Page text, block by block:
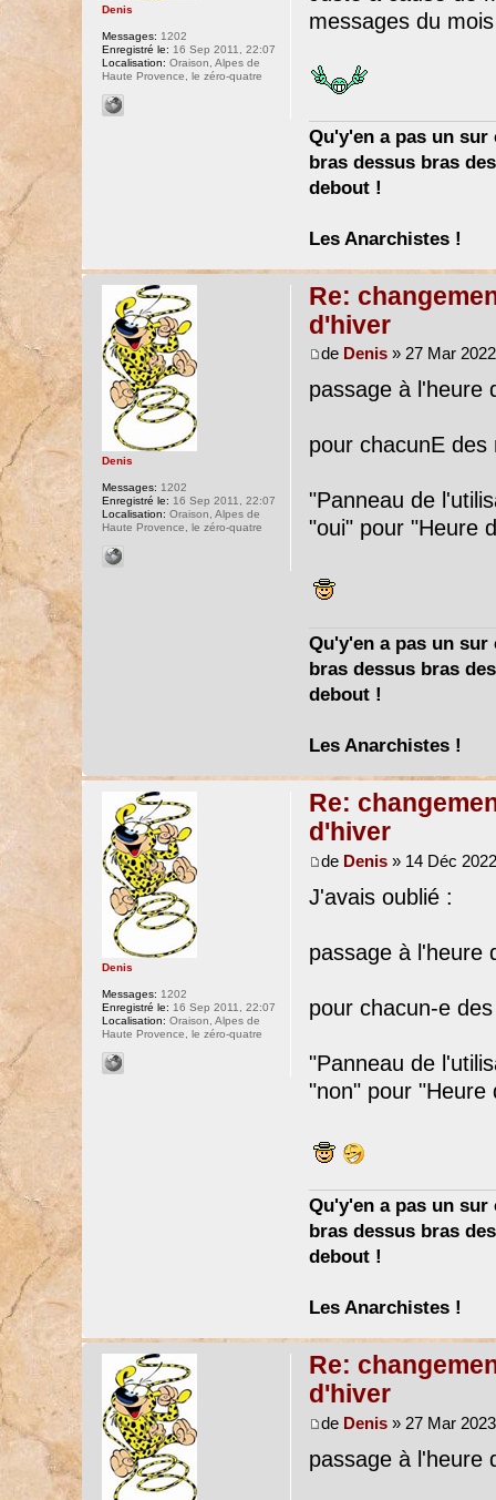
messages du
Qu'y'en a pas un
bras dessus bras
debout !
Les Anarchistes !
Denis
Messages: 1202
Enregistré le: 16 Sep 2011, 22:07
Localisation: Oraison, Alpes de
Haute Provence, le zéro-quatre
Re:
d'hiver
de Denis» 27 Mar
passage à l'heure
pour chacunE des
"Panneau de
"oui" pour "Heure
Qu'y'en a pas un
bras dessus bras
debout !
Les Anarchistes !
Denis
Messages: 1202
Enregistré le: 16 Sep 2011, 22:07
Localisation: Oraison, Alpes de
Haute Provence, le zéro-quatre
Re:
d'hiver
de Denis» 14 Déc
J'avais oublié :
passage à l'heure
pour chacun-e
"Panneau de
"non" pour "Heure
Qu'y'en a pas un
bras dessus bras
debout !
Les Anarchistes !
Denis
Messages: 1202
Enregistré le: 16 Sep 2011, 22:07
Localisation: Oraison, Alpes de
Haute Provence, le zéro-quatre
Re:
d'hiver
de Denis» 27 Mar
passage à l'heure